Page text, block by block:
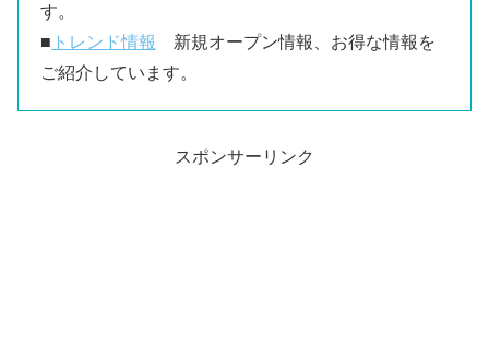
す。
■ トレンド情報
新規オープン情報、お得な情報を
ご紹介しています。
スポンサーリンク